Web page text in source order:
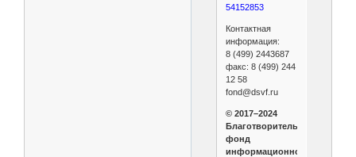
54152853
Контактная
информация:
8 (499) 2443687
факс: 8 (499) 244
12 58
fond@dsvf.ru
© 2017–2024
Благотворительный
фонд
информационной,